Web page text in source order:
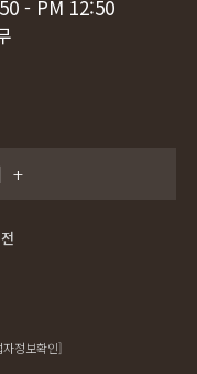
- PM 12:50
자정보확인]